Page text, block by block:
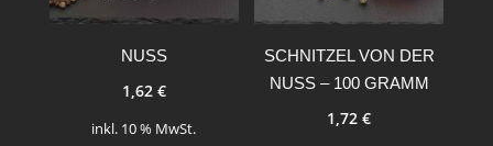
NUSS
1,62 €
inkl. 10 % MwSt.
SCHNITZEL VON DER
NUSS – 100 GRAMM
1,72€